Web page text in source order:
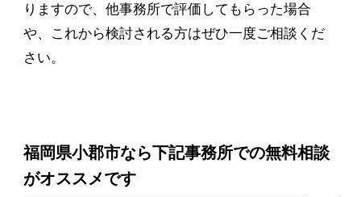
りますので、他事務所で評価してもらった場合
や、これから検討される方はぜひ一度ご相談くだ
さい。
福岡県小郡市なら下記事務所での無料相談
がオススメです